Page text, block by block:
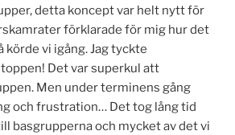
detta koncept var helt nytt för
förklarade för mig hur det
körde vi igång. Jag tyckte
Det var superkul att
Men under terminens gång
och frustration… Det tog lång tid
basgrupperna och mycket av det vi